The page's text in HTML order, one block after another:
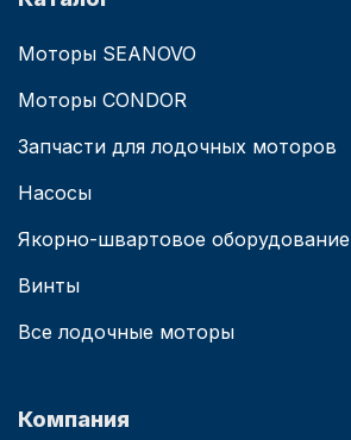
Моторы SEANOVO
Моторы CONDOR
Запчасти для лодочных моторов
Насосы
Якорно-швартовое оборудование
Винты
Все лодочные моторы
Компания